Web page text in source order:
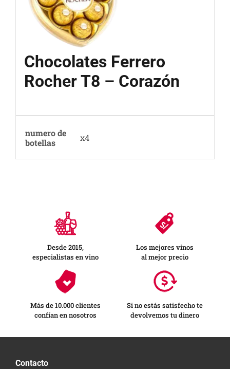
Chocolates Ferrero
Rocher T8 – Corazón
numero de
botellas
x4
Desde 2015,
especialistas en vino
Los mejores vinos
al mejor precio
Más de 10.000 clientes
confían en nosotros
Si no estás satisfecho te
devolvemos tu dinero
Contacto